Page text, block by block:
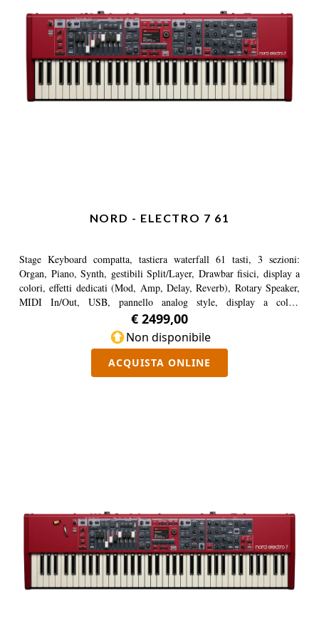
NORD - ELECTRO 7 61
Stage Keyboard compatta, tastiera waterfall 61 tasti, 3 sezioni:
Organ, Piano, Synth, gestibili Split/Layer, Drawbar fisici, display a
colori, effetti dedicati (Mod, Amp, Delay, Reverb), Rotary Speaker,
MIDI In/Out, USB, pannello analog style, display a colori
compatibile con Nord Piano e Sample Library.
€ 2499,00
Non disponibile
ACQUISTA ONLINE